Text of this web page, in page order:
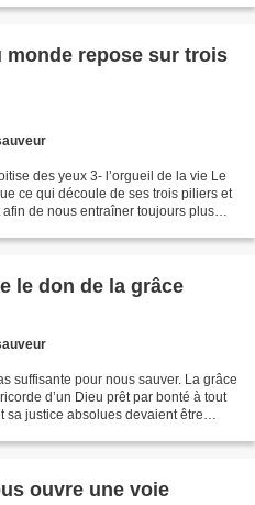
monde repose sur trois
des yeux 3- l’orgueil de la vie Le
ce qui découle de ses trois piliers et
de nous entraîner toujours plus
le don de la grâce
suffisante pour nous sauver. La grâce
d’un Dieu prêt par bonté à tout
sa justice absolues devaient être
ouvre une voie